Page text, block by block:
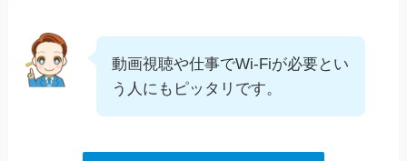
動画視聴や仕事でWi-Fiが必要とい
う人にもピッタリです。